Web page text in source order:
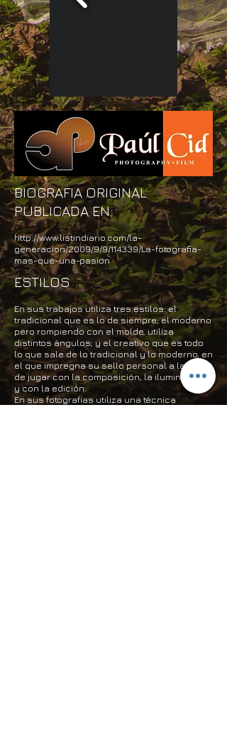
BIOGRAFIA ORIGINAL
PUBLICADA EN:
http://www.listindiario.com/la-
generacion/2009/9/9/114339/La-fotografia-
mas-que-una-pasion
ESTILOS
En sus trabajos utiliza tres estilos: el
tradicional que es lo de siempre; el moderno
pero rompiendo con el molde, utiliza
distintos ángulos; y el creativo que es todo
lo que sale de lo tradicional y lo moderno, en
el que impregna su sello personal a la hora
de jugar con la composición, la iluminación
y con la edición.
En sus fotografías utiliza una técnica